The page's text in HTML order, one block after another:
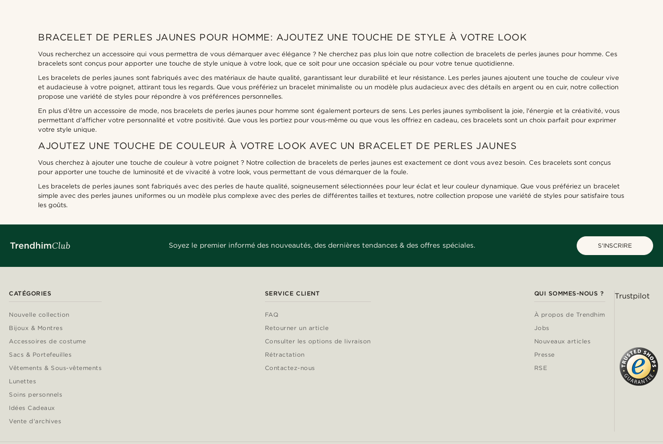
BRACELET DE PERLES JAUNES POUR HOMME: AJOUTEZ UNE TOUCHE DE STYLE À VOTRE LOOK
Vous recherchez un accessoire qui vous permettra de vous démarquer avec élégance ? Ne cherchez pas plus loin que notre collection de bracelets de perles jaunes pour homme. Ces
bracelets sont conçus pour apporter une touche de style unique à votre look, que ce soit pour une occasion spéciale ou pour votre tenue quotidienne.
Les bracelets de perles jaunes sont fabriqués avec des matériaux de haute qualité, garantissant leur durabilité et leur résistance. Les perles jaunes ajoutent une touche de couleur vive
et audacieuse à votre poignet, attirant tous les regards. Que vous préfériez un bracelet minimaliste ou un modèle plus audacieux avec des détails en argent ou en cuir, notre collection
propose une variété de styles pour répondre à vos préférences personnelles.
En plus d'être un accessoire de mode, nos bracelets de perles jaunes pour homme sont également porteurs de sens. Les perles jaunes symbolisent la joie, l'énergie et la créativité, vous
permettant d'afficher votre personnalité et votre positivité. Que vous les portiez pour vous-même ou que vous les offriez en cadeau, ces bracelets sont un choix parfait pour exprimer
votre style unique.
AJOUTEZ UNE TOUCHE DE COULEUR À VOTRE LOOK AVEC UN BRACELET DE PERLES JAUNES
Vous cherchez à ajouter une touche de couleur à votre poignet ? Notre collection de bracelets de perles jaunes est exactement ce dont vous avez besoin. Ces bracelets sont conçus
pour apporter une touche de luminosité et de vivacité à votre look, vous permettant de vous démarquer de la foule.
Les bracelets de perles jaunes sont fabriqués avec des perles de haute qualité, soigneusement sélectionnées pour leur éclat et leur couleur dynamique. Que vous préfériez un bracelet
simple avec des perles jaunes uniformes ou un modèle plus complexe avec des perles de différentes tailles et textures, notre collection propose une variété de styles pour satisfaire tous
les goûts.
Soyez le premier informé des nouveautés, des dernières tendances & des offres spéciales. S'INSCRIRE
CATÉGORIES
Nouvelle collection
Bijoux & Montres
Accessoires de costume
Sacs & Portefeuilles
Vêtements & Sous-vêtements
Lunettes
Soins personnels
Idées Cadeaux
Vente d'archives
SERVICE CLIENT
FAQ
Retourner un article
Consulter les options de livraison
Rétractation
Contactez-nous
QUI SOMMES-NOUS ?
À propos de Trendhim
Jobs
Nouveaux articles
Presse
RSE
Trustpilot